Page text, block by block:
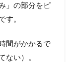
」の部分をピ
す。
間がかかるで
ない）。